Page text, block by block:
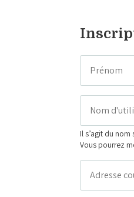
Il s’agit du
Vous pourrez